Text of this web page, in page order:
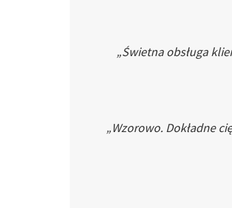
„Świetna obsługa
„Wzorowo. Dokładne